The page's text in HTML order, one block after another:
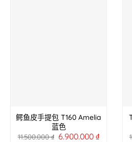
鳄鱼皮手提包 T160 Amelia
蓝色
11.500.000₫ 6.900.000₫